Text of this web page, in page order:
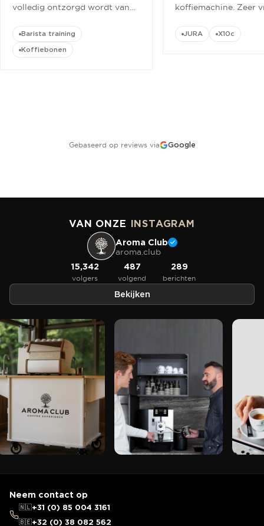
volledig ontzorgd wordt van
cursus.”
Barista training
Koffiebonen
koffiemachine. Zeer
JURA X10c
Gebaseerd op reviews via Google
VAN ONZE INSTAGRAM
Aroma Club
aroma.club
15,342
volgers
487
volgend
289
berichten
Bekijken
Neem contact op
🇳🇱+31 (0) 85 004 3161
🇧🇪+32 (0) 38 082 562